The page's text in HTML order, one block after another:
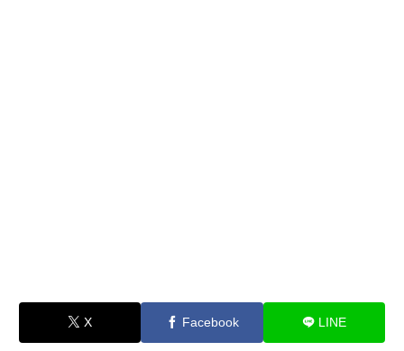
X Facebook LINE